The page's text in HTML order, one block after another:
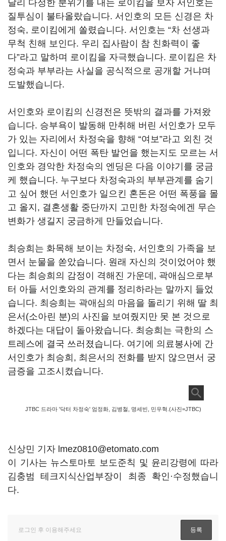
달리 다정한 분위기를 내는 로이킴을 보자 서인호는
질투심이 불타올랐습니다. 서인호의 모든 신경은 차
정숙, 로이킴에게 쏠렸습니다. 서인호는 “차 선생과
무척 친해 보인다. 우리 집사람이 참 친화력이 좋
다”라고 말하며 로이킴을 자극했습니다. 로이킴은 차
정숙과 부부라는 사실을 공식적으로 공개할 거냐며
도발했습니다.
서인호와 로이킴의 신경전은 뜻밖의 결과를 가져왔
습니다. 승부욕이 발동해 만취해 버린 서인호가 모두
가 있는 자리에서 차정숙을 향해 “여보”라고 외친 것
입니다. 자신이 어떤 폭탄 발언을 했는지도 모르는 서
인호와 경악한 차정숙의 엔딩은 다음 이야기를 궁금
케 했습니다. 누구보다 차정숙과의 부부관계를 숨기
고 싶어 했던 서인호가 일으킨 혼돈은 어떤 폭풍을 몰
고 올지 , 결혼생활 중단까지 고민한 차정숙에겐 무슨
변화가 생길지 궁금하게 만들었습니다.
최승희는 화목해 보이는 차정숙, 서인호의 가족을 보
면서 눈물을 쏟았습니다. 원래 자신의 것이었어야 했
다는 최승희의 감정이 격해진 가운데 , 곽애심으로부
터 아들 서인호와의 관계를 정리하라는 말까지 들었
습니다. 최승희는 곽애심의 마음을 돌리기 위해 딸 최
은서 (소아린 분)의 사진을 보여줬지만 못 본 것으로
하겠다는 대답이 돌아왔습니다. 최승희는 극한의 스
트레스에 결국 쓰러졌습니다. 여기에 의료봉사에 간
서인호가 최승희 , 최은서의 전화를 받지 않으면서 궁
금증을 고조시켰습니다.
JTBC 드라마 '닥터 차정숙' 엄정화, 김병철, 명세빈, 민우혁.(사진=JTBC)
신상민 기자 lmez0810@etomato.com
이 기사는 뉴스토마토 보도준칙 및 윤리강령에 따라
김충범 테크지식산업부장이 최종 확인·수정했습니
다.